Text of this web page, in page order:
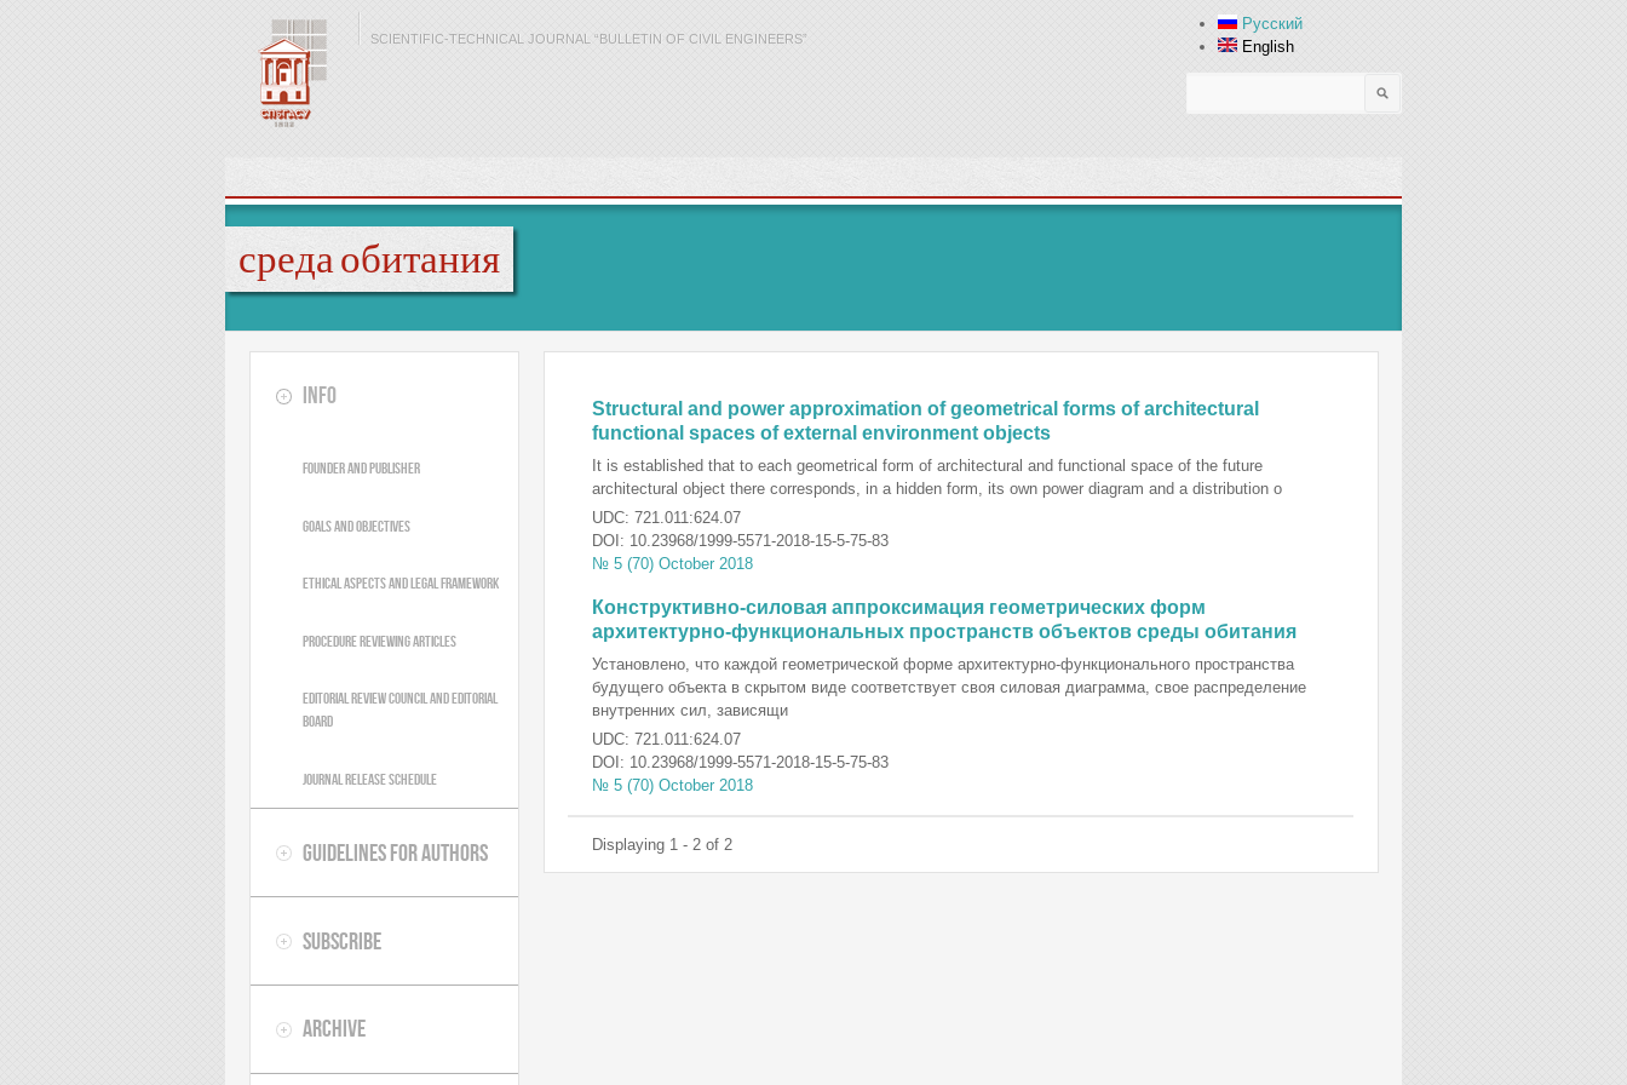
SCIENTIFIC-TECHNICAL JOURNAL “BULLETIN OF CIVIL ENGINEERS”
Русский
English
среда обитания
Info
Founder and publisher
Goals and objectives
Ethical aspects and legal framework
Procedure reviewing articles
Editorial review council and editorial
board
Journal release schedule
Guidelines for authors
Subscribe
Archive
Structural and power approximation of geometrical forms of architectural
functional spaces of external environment objects
It is established that to each geometrical form of architectural and functional space of the future
architectural object there corresponds, in a hidden form, its own power diagram and a distribution o
UDC: 721.011:624.07
DOI: 10.23968/1999-5571-2018-15-5-75-83
№ 5 (70) October 2018
Конструктивно-силовая аппроксимация геометрических форм
архитектурно-функциональных пространств объектов среды обитания
Установлено, что каждой геометрической форме архитектурно-функционального пространства
будущего объекта в скрытом виде соответствует своя силовая диаграмма, свое распределение
внутренних сил, зависящи
UDC: 721.011:624.07
DOI: 10.23968/1999-5571-2018-15-5-75-83
№ 5 (70) October 2018
Displaying 1 - 2 of 2